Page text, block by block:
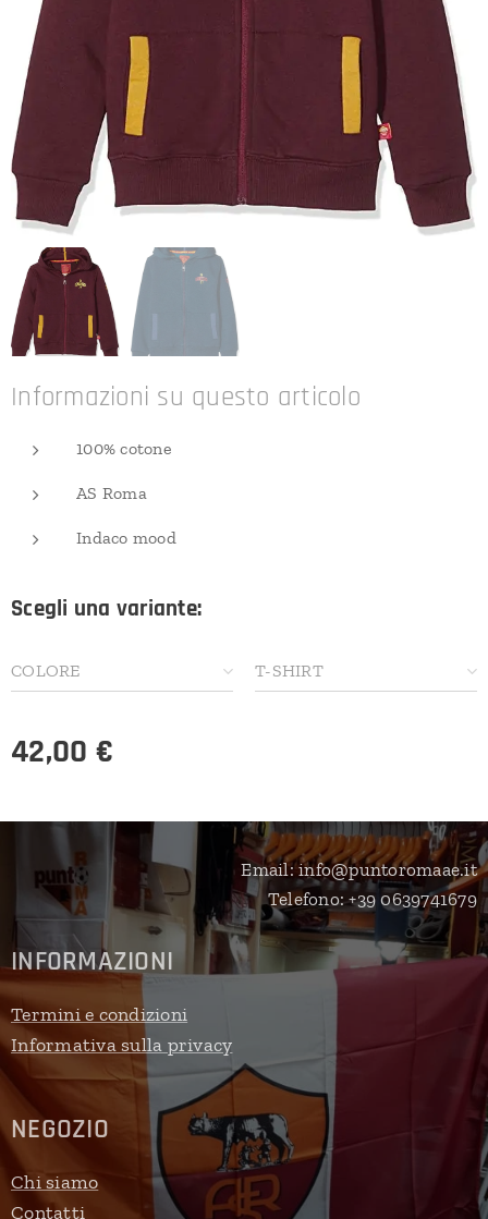
Informazioni su questo articolo
100% cotone
AS Roma
Indaco mood
Scegli una variante:
COLORE T-SHIRT
42,00 €
Email: info@puntoromaae.it
Telefono: +39 0639741679
INFORMAZIONI
Termini e condizioni
Informativa sulla privacy
NEGOZIO
Chi siamo
Contatti